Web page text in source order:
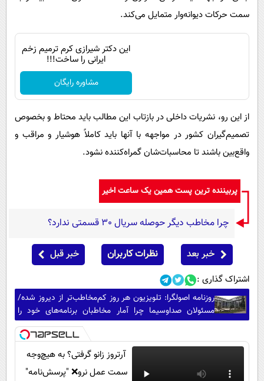
سمت حرکات دیوانه‌وار متمایل می‌کند.
این دکتر شیرازی کرم ترمیم زخم
ایرانی را ساخت!!!
مشاوره رایگان
از این رو، نشریات داخلی در بازتاب این مطالب باید محتاط و بخصوص
تصمیم‌گیران کشور در مواجهه با آنها باید کاملاً هوشیار و مراقب و
واقع‌بین باشند تا محاسبات‌شان گمراه‌کننده نشود.
پربیننده ترین پست همین یک ساعت اخیر
چرا مخاطب دیگر حوصله سریال 30 قسمتی ندارد؟
خبر بعد نظرات کاربران خبر قبل
اشتراک گذاری :
روزنامه اصولگرا: تلویزیون هر روز کم‌مخاطب‌تر از دیروز شده/
مسئولان صداوسیما چرا آمار مخاطبان برنامه‌های خود را
محرمانه کرده‌اند؟
آرتروز زانو گرفتی؟ به هیچ‌وجه
سمت عمل نرو❌ "پرسش‌نامه"